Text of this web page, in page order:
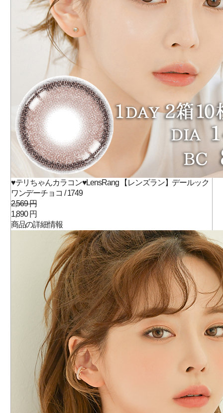
♥テリちゃんカラコン♥LensRang 【レンズラン】デールック
ワンデーチョコ / 1749
2,569 円
1,890 円
商品の詳細情報